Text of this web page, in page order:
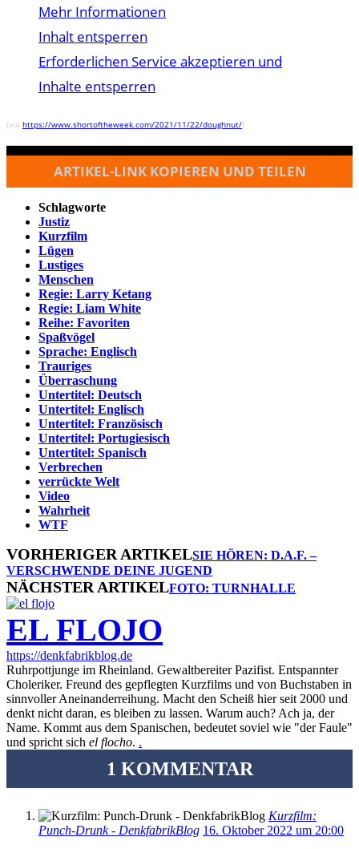
Mehr Informationen
Inhalt entsperren
Erforderlichen Service akzeptieren und
Inhalte entsperren
(via https://www.shortoftheweek.com/2021/11/22/doughnut/)
ARTIKEL-LINK KOPIEREN UND TEILEN
Schlagworte
Justiz
Kurzfilm
Lügen
Lustiges
Menschen
Regie: Larry Ketang
Regie: Liam White
Reihe: Favoriten
Spaßvögel
Sprache: Englisch
Trauriges
Überraschung
Untertitel: Deutsch
Untertitel: Englisch
Untertitel: Französisch
Untertitel: Portugiesisch
Untertitel: Spanisch
Verbrechen
verrückte Welt
Video
Wahrheit
WTF
VORHERIGER ARTIKELSIE HÖREN: D.A.F. –
VERSCHWENDE DEINE JUGEND
NÄCHSTER ARTIKELFOTO: TURNHALLE
EL FLOJO
https://denkfabrikblog.de
Ruhrpottjunge im Rheinland. Gewaltbereiter Pazifist. Entspannter
Choleriker. Freund des gepflegten Kurzfilms und von Buchstaben in
sinnvoller Aneinanderreihung. Macht den Scheiß hier seit 2000 und
denkt nicht daran, es bleiben zu lassen. Warum auch? Ach ja, der
Name. Kommt aus dem Spanischen, bedeutet soviel wie "der Faule"
und spricht sich el flocho. .
1 KOMMENTAR
Kurzfilm:
Punch-Drunk - DenkfabrikBlog 16. Oktober 2022 um 20:00